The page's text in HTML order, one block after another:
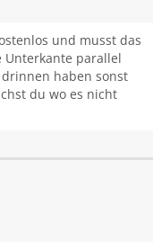
und musst das
Unterkante parallel
haben sonst
du wo es nicht